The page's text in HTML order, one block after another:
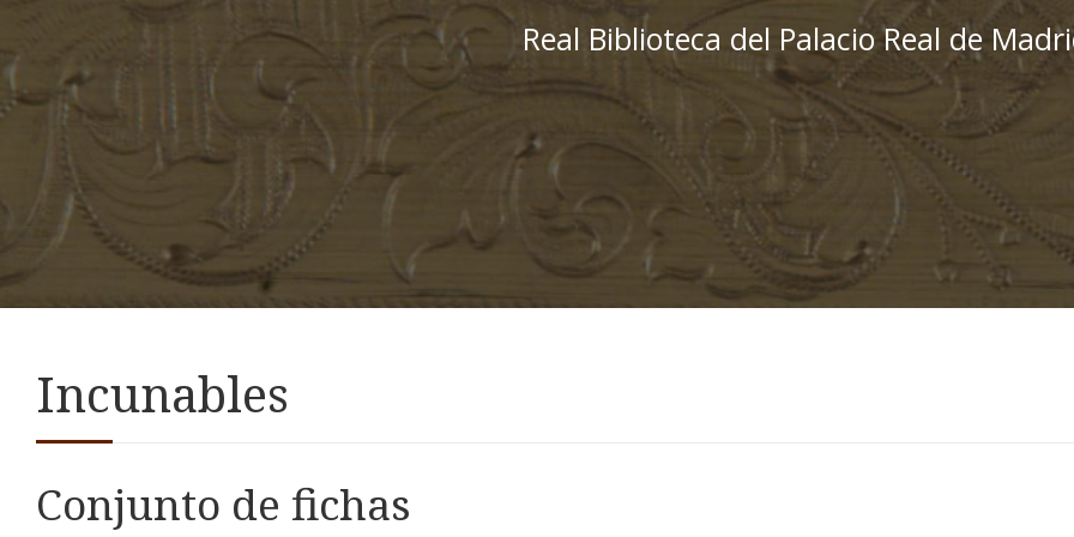
Real Biblioteca del Palacio Real de
Incunables
Conjunto de fichas